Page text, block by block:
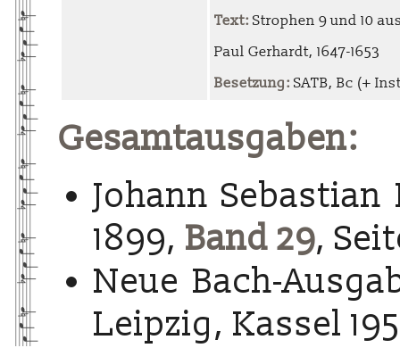
Text: Strophen 9 und 10
Paul Gerhardt, 1647-1653
Besetzung: SATB, Bc (+
Gesamtausgaben:
Johann Sebastian
1899, Band 29,
Neue Bach-
Leipzig, Kassel